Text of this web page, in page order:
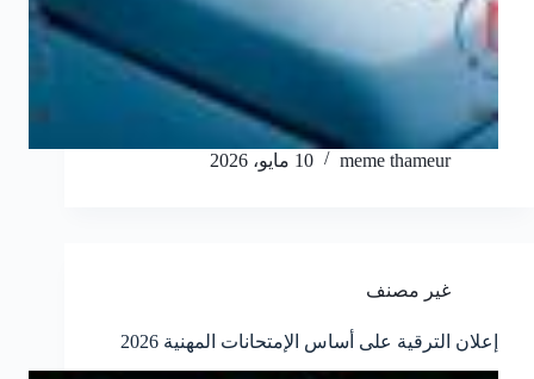
meme thameur 10 مايو، 2026
غير مصنف
إعلان الترقية على أساس الإمتحانات المهنية 2026